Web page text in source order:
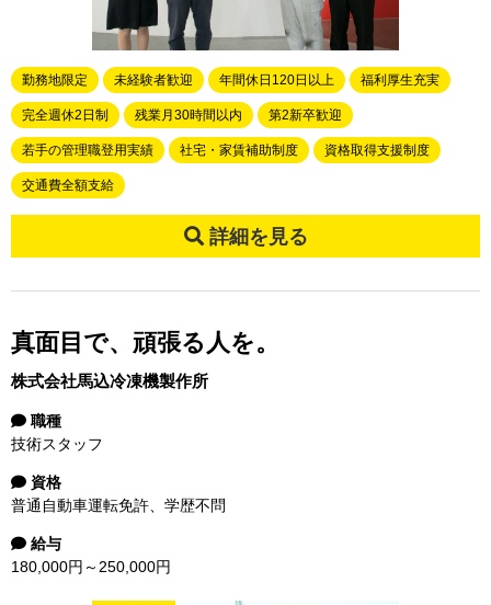
勤務地限定 未経験者歓迎 年間休日120日以上 福利厚生充実
完全週休2日制 残業月30時間以内 第2新卒歓迎
若手の管理職登用実績 社宅・家賃補助制度 資格取得支援制度
交通費全額支給
詳細を見る
真面目で、頑張る人を。
株式会社馬込冷凍機製作所
職種
技術スタッフ
資格
普通自動車運転免許、学歴不問
給与
180,000円～250,000円